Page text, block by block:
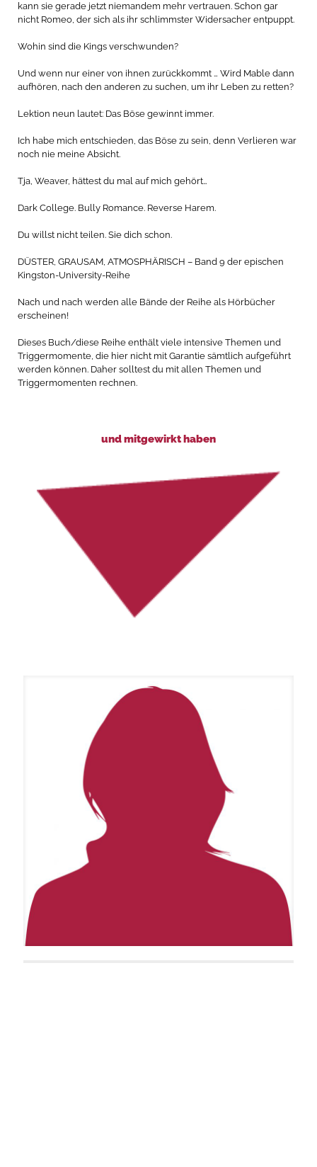
kann sie gerade jetzt niemandem mehr vertrauen. Schon gar
nicht Romeo, der sich als ihr schlimmster Widersacher entpuppt.
Wohin sind die Kings verschwunden?
Und wenn nur einer von ihnen zurückkommt … Wird Mable dann
aufhören, nach den anderen zu suchen, um ihr Leben zu retten?
Lektion neun lautet: Das Böse gewinnt immer.
Ich habe mich entschieden, das Böse zu sein, denn Verlieren war
noch nie meine Absicht.
Tja, Weaver, hättest du mal auf mich gehört…
Dark College. Bully Romance. Reverse Harem.
Du willst nicht teilen. Sie dich schon.
DÜSTER, GRAUSAM, ATMOSPHÄRISCH – Band 9 der epischen
Kingston-University-Reihe
Nach und nach werden alle Bände der Reihe als Hörbücher
erscheinen!
Dieses Buch/diese Reihe enthält viele intensive Themen und
Triggermomente, die hier nicht mit Garantie sämtlich aufgeführt
werden können. Daher solltest du mit allen Themen und
Triggermomenten rechnen.
und mitgewirkt haben